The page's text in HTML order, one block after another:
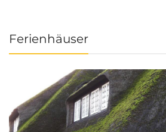
Ferienhäuser